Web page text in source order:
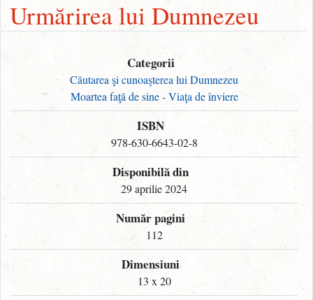
Urmărirea lui Dumnezeu
Categorii
Căutarea şi cunoaşterea lui Dumnezeu
Moartea faţă de sine - Viaţa de înviere
ISBN
978-630-6643-02-8
Disponibilă din
29 aprilie 2024
Număr pagini
112
Dimensiuni
13 x 20